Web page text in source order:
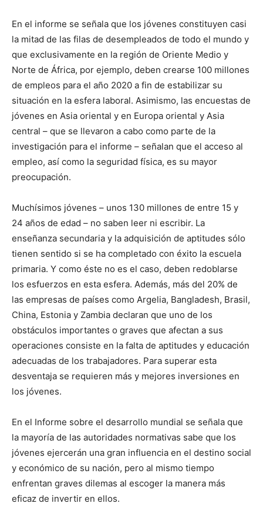
En el informe se señala que los jóvenes constituyen casi
la mitad de las filas de desempleados de todo el mundo y
que exclusivamente en la región de Oriente Medio y
Norte de África, por ejemplo, deben crearse 100 millones
de empleos para el año 2020 a fin de estabilizar su
situación en la esfera laboral. Asimismo, las encuestas de
jóvenes en Asia oriental y en Europa oriental y Asia
central – que se llevaron a cabo como parte de la
investigación para el informe – señalan que el acceso al
empleo, así como la seguridad física, es su mayor
preocupación.
Muchísimos jóvenes – unos 130 millones de entre 15 y
24 años de edad – no saben leer ni escribir. La
enseñanza secundaria y la adquisición de aptitudes sólo
tienen sentido si se ha completado con éxito la escuela
primaria. Y como éste no es el caso, deben redoblarse
los esfuerzos en esta esfera. Además, más del 20% de
las empresas de países como Argelia, Bangladesh, Brasil,
China, Estonia y Zambia declaran que uno de los
obstáculos importantes o graves que afectan a sus
operaciones consiste en la falta de aptitudes y educación
adecuadas de los trabajadores. Para superar esta
desventaja se requieren más y mejores inversiones en
los jóvenes.
En el Informe sobre el desarrollo mundial se señala que
la mayoría de las autoridades normativas sabe que los
jóvenes ejercerán una gran influencia en el destino social
y económico de su nación, pero al mismo tiempo
enfrentan graves dilemas al escoger la manera más
eficaz de invertir en ellos.